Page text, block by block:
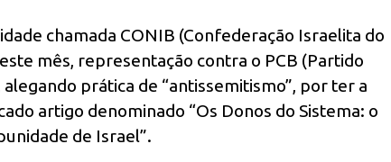
chamada CONIB (Confederação Israelita do
mês, representação contra o PCB (Partido
prática de “antissemitismo”, por ter a
artigo denominado “Os Donos do Sistema: o
de Israel”.